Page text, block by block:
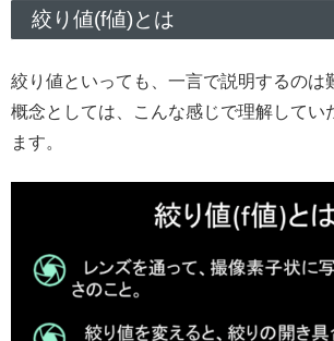
絞り値(f値)とは
絞り値といっても、一言で説明するのは
概念としては、こんな感じで理解してい
ます。